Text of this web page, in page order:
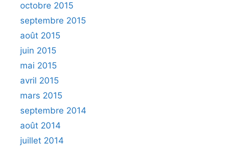
octobre 2015
septembre 2015
août 2015
juin 2015
mai 2015
avril 2015
mars 2015
septembre 2014
août 2014
juillet 2014